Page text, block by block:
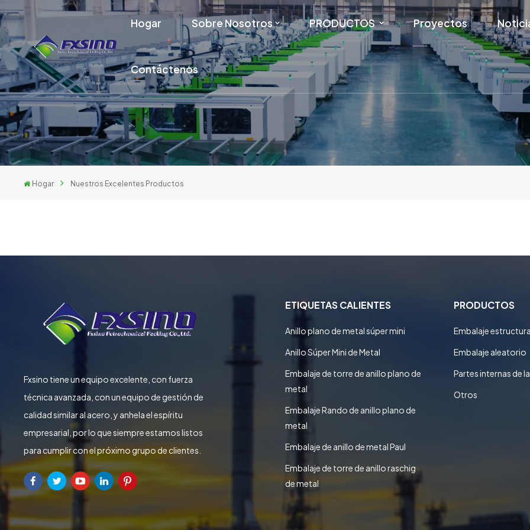
Hogar Sobre Nosotros PRODUCTOS Proyectos
Contáctenos
Hogar Nuestros Excelentes Productos
Fxsino tiene un equipo excelente, con fuerza
técnica avanzada, con un equipo de gestión de
calidad similar al acero, y anhela el espíritu
empresarial, por lo que siempre estamos listos
para cumplir con el próximo grupo de clientes.
ETIQUETAS CALIENTES
Anillo plano de metal súper mini
Anillo Súper Mini de Metal
Embalaje de torre de anillo plano de
metal
Embalaje Rando de anillo plano de
metal
Embalaje de anillo de metal Paul
Embalaje de torre de anillo raschig
de metal
PRODUCTOS
Embalaje
Embalaje aleatorio
Partes internas de
Otros